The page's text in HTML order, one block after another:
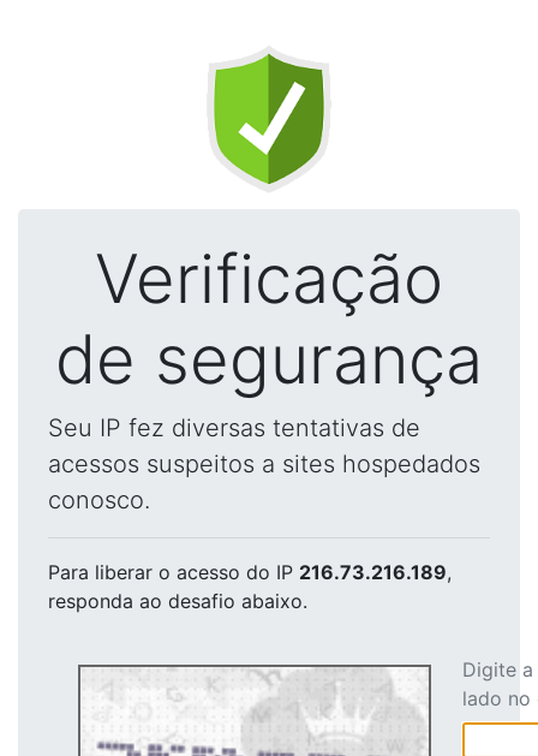
Verificação
de segurança
Seu IP fez diversas tentativas de
acessos suspeitos a sites hospedados
conosco.
Para liberar o acesso do IP 216.73.216.189,
responda ao desafio abaixo.
Digite
lado no